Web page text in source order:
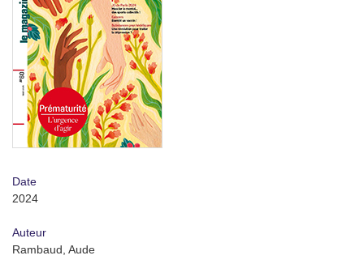
Date
2024
Auteur
Rambaud, Aude